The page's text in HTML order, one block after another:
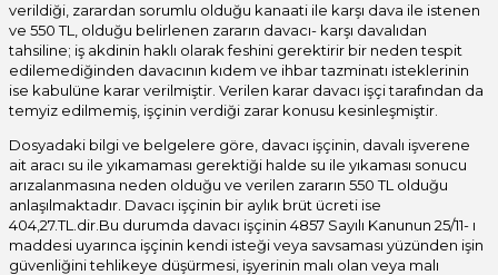
verildiği, zarardan sorumlu olduğu kanaati ile karşı dava ile istenen
ve 550 TL, olduğu belirlenen zararın davacı- karşı davalıdan
tahsiline; iş akdinin haklı olarak feshini gerektirir bir neden tespit
edilemediğinden davacının kıdem ve ihbar tazminatı isteklerinin
ise kabulüne karar verilmiştir. Verilen karar davacı işçi tarafından da
temyiz edilmemiş, işçinin verdiği zarar konusu kesinleşmiştir.
Dosyadaki bilgi ve belgelere göre, davacı işçinin, davalı işverene
ait aracı su ile yıkamaması gerektiği halde su ile yıkaması sonucu
arızalanmasına neden olduğu ve verilen zararın 550 TL olduğu
anlaşılmaktadır. Davacı işçinin bir aylık brüt ücreti ise
404,27.TL.dir.Bu durumda davacı işçinin 4857 Sayılı Kanunun 25/11- ı
maddesi uyarınca işçinin kendi isteği veya savsaması yüzünden işin
güvenliğini tehlikeye düşürmesi, işyerinin malı olan veya malı